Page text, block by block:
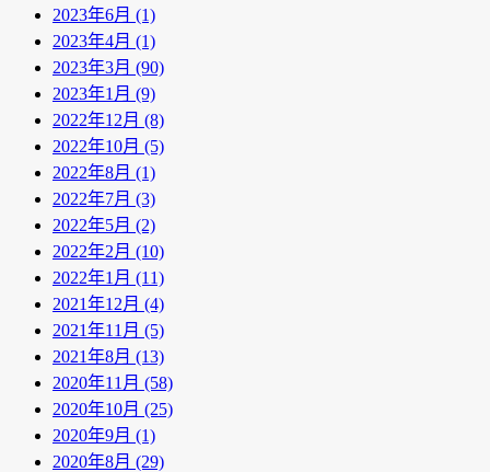
2023年6月 (1)
2023年4月 (1)
2023年3月 (90)
2023年1月 (9)
2022年12月 (8)
2022年10月 (5)
2022年8月 (1)
2022年7月 (3)
2022年5月 (2)
2022年2月 (10)
2022年1月 (11)
2021年12月 (4)
2021年11月 (5)
2021年8月 (13)
2020年11月 (58)
2020年10月 (25)
2020年9月 (1)
2020年8月 (29)